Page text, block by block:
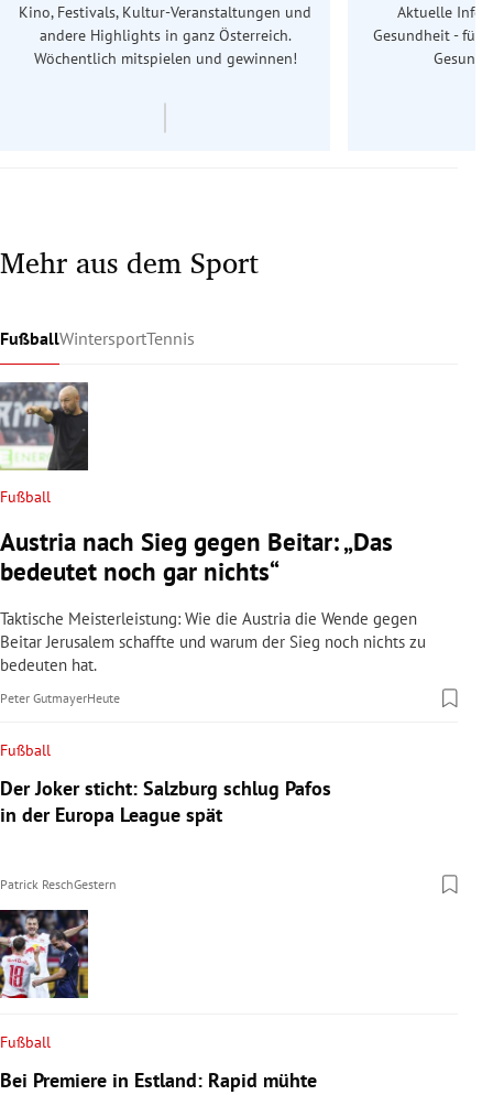
Kino, Festivals, Kultur-Veranstaltungen und
andere Highlights in ganz Österreich.
Wöchentlich mitspielen und gewinnen!
Aktuelle
Gesundheit - für
Mehr aus dem Sport
FußballWintersportTennis
Fußball
Austria nach Sieg gegen Beitar: „Das
bedeutet noch gar nichts“
Taktische Meisterleistung: Wie die Austria die Wende gegen
Beitar Jerusalem schaffte und warum der Sieg noch nichts zu
bedeuten hat.
Peter GutmayerHeute
Fußball
Der Joker sticht: Salzburg schlug Pafos
in der Europa League spät
Patrick ReschGestern
Fußball
Bei Premiere in Estland: Rapid mühte